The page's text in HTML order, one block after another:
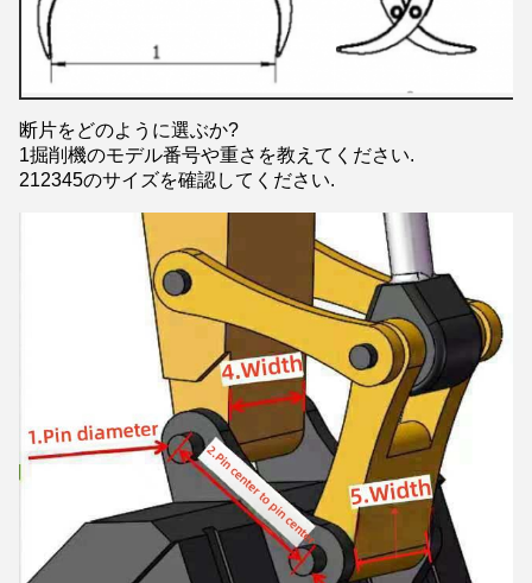
断片をどのように選ぶか?
1掘削機のモデル番号や重さを教えてください.
212345のサイズを確認してください.